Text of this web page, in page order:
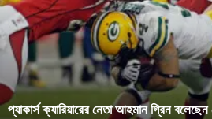
প্যাকার্স ক্যারিয়ারের নেতা আহমান গ্রিন বলেছেন